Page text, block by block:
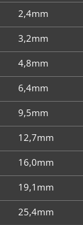
2,4mm
3,2mm
4,8mm
6,4mm
9,5mm
12,7mm
16,0mm
19,1mm
25,4mm